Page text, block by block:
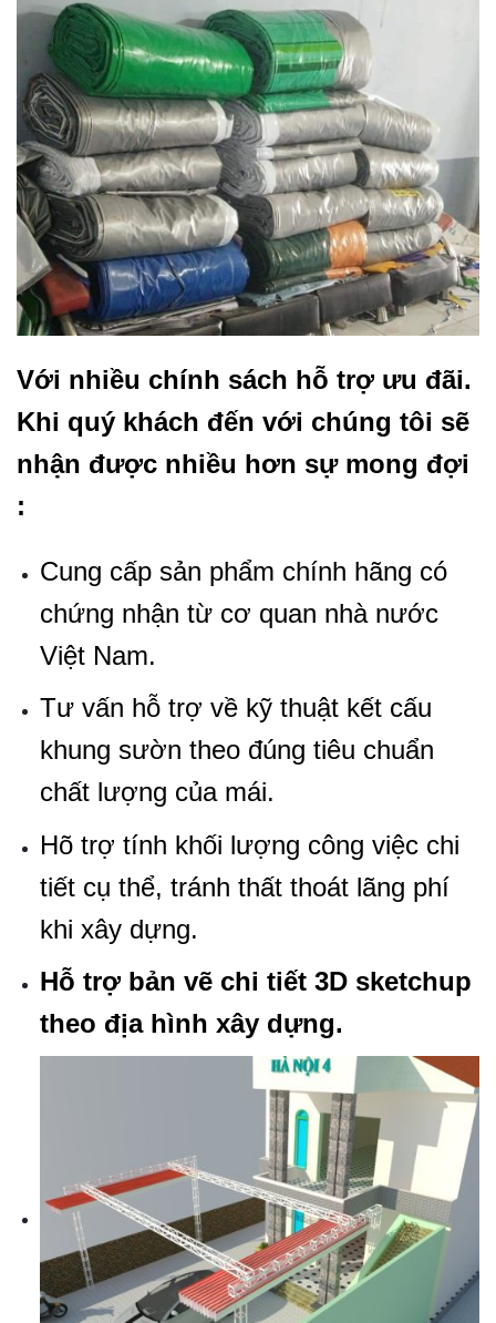
Với nhiều chính sách hỗ trợ ưu đãi.
Khi quý khách đến với chúng tôi sẽ
nhận được nhiều hơn sự mong đợi
:
Cung cấp sản phẩm chính hãng có
chứng nhận từ cơ quan nhà nước
Việt Nam.
Tư vấn hỗ trợ về kỹ thuật kết cấu
khung sườn theo đúng tiêu chuẩn
chất lượng của mái.
Hõ trợ tính khối lượng công việc chi
tiết cụ thể, tránh thất thoát lãng phí
khi xây dựng.
Hỗ trợ bản vẽ chi tiết 3D sketchup
theo địa hình xây dựng.